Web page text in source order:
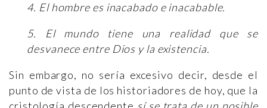
4. El hombre es inacabado e inacabable.
5. El mundo tiene una realidad que se
desvanece entre Dios y la existencia.
Sin embargo, no sería excesivo decir, desde el
punto de vista de los historiadores de hoy, que la